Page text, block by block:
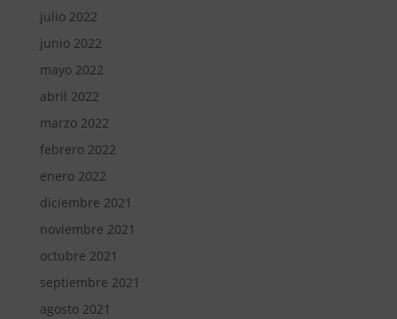
julio 2022
junio 2022
mayo 2022
abril 2022
marzo 2022
febrero 2022
enero 2022
diciembre 2021
noviembre 2021
octubre 2021
septiembre 2021
agosto 2021